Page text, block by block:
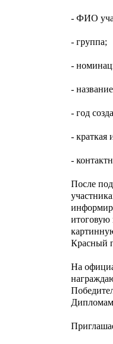
- ФИО
- группа;
-
-
- год
- краткая
-
После
Красный
На